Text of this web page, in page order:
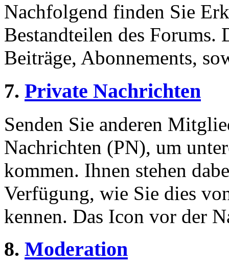
Nachfolgend finden Sie
Bestandteilen des Forums.
Beiträge, Abonnements,
7. Private Nachrichten
Senden Sie anderen
Nachrichten (PN), um
kommen. Ihnen stehen
Verfügung, wie Sie dies
kennen. Das Icon vor der
8. Moderation